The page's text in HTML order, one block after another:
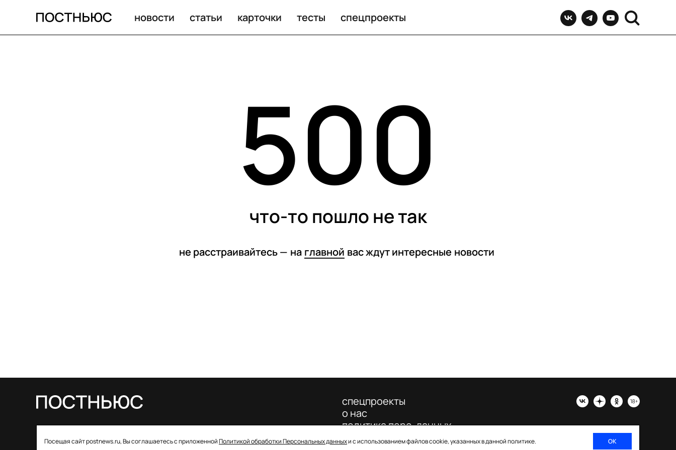
новости статьи карточки тесты спецпроекты
500
что-то пошло не так
не расстраивайтесь — на главной вас ждут интересные новости
Посещая сайт postnews.ru, Вы соглашаетесь с приложеннойПолитикой обработки Персональных данныхи с использованием файлов cookie, указанных в данной политике. ОК
о регистрации СМИ: ЭЛ № ФС 77–85757 от 22 августа
спецпроекты
о нас
политика перс. данных